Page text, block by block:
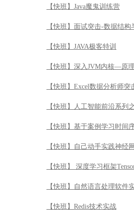
【快班】人工智能前沿系列
【快班】基于案例学习时间
【快班】自己动手实践神经网
【快班】 深度学习框架
【快班】自然语言处理软件
【快班】Redis技术实战
【快班】推荐系统
【快班】Zookeeper分布式系
【快班】Python数据分析案
【快班】Python金融投资分析
【快班】Kafka原理剖析及实